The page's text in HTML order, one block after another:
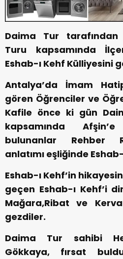
Daima Tur tarafından
Turu kapsamında
Eshab-ı Kehf Külliyesini
Antalya’da İmam
gören Öğrenciler ve
Kafile önce ki gün
kapsamında
bulunanlar Rehber
anlatımı eşliğinde
Eshab-ı Kehf’in
geçen Eshab-ı Kehf’i
Mağara,Ribat ve
gezdiler.
Daima Tur sahibi
Gökkaya, fırsat